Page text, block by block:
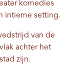
komedies
intieme setting.
van de
achter het
zijn.